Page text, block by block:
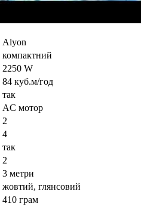
Alyon
компактний
2250 W
84 куб.м/год
так
AC мотор
2
4
так
2
3 метри
жовтий, глянсовий
410 грам